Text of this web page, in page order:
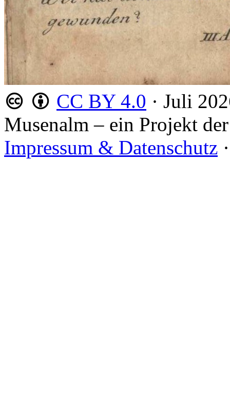
CC BY 4.0 · Juli
Musenalm – ein Projekt der
Impressum & Datenschutz ·